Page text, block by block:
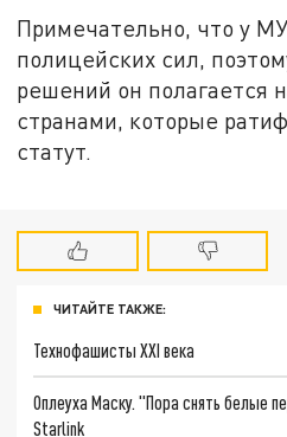
Примечательно, что у
полицейских сил,
решений он полагается
странами, которые
статут.
ЧИТАЙТЕ ТАКЖЕ:
Технофашисты XXI века
Оплеуха Маску. "Пора снять белые
Starlink